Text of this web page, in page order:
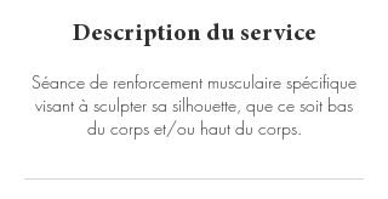
Description du service
Séance de renforcement musculaire spécifique
visant à sculpter sa silhouette, que ce soit bas
du corps et/ou haut du corps.